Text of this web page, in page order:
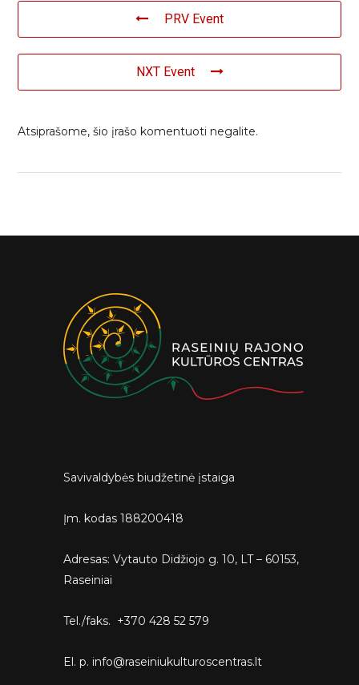
PRV Event
NXT Event
Atsiprašome, šio įrašo komentuoti negalite.
Savivaldybės biudžetinė įstaiga
Įm. kodas 188200418
Adresas: Vytauto Didžiojo g. 10, LT – 60153,
Raseiniai
Tel./faks. +370 428 52 579
El. p. info@raseiniukulturoscentras.lt